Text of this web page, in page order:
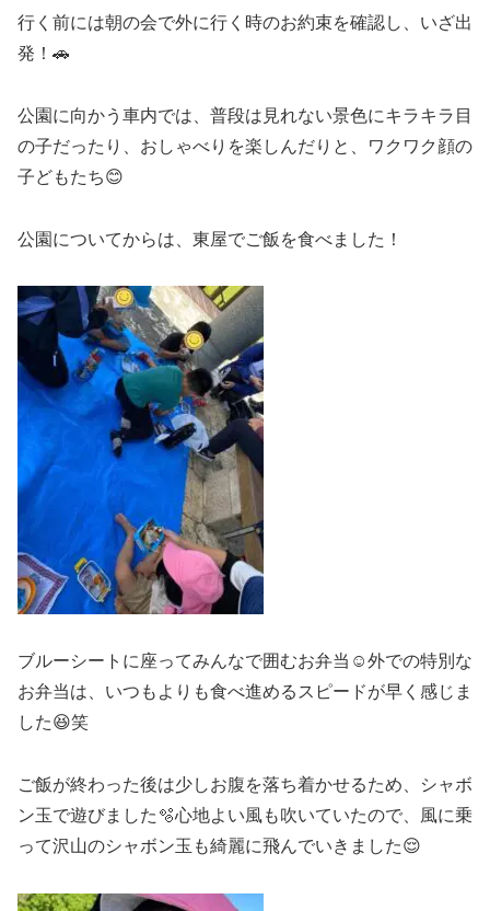
行く前には朝の会で外に行く時のお約束を確認し、いざ出
発！🚗
公園に向かう車内では、普段は見れない景色にキラキラ目
の子だったり、おしゃべりを楽しんだりと、ワクワク顔の
子どもたち😊
公園についてからは、東屋でご飯を食べました！
ブルーシートに座ってみんなで囲むお弁当☺️外での特別な
お弁当は、いつもよりも食べ進めるスピードが早く感じま
した😆笑
ご飯が終わった後は少しお腹を落ち着かせるため、シャボ
ン玉で遊びました🫧心地よい風も吹いていたので、風に乗
って沢山のシャボン玉も綺麗に飛んでいきました😌